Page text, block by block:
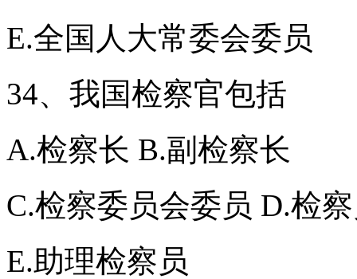
E.全国人大常委会委员
34、我国检察官包括
A.检察长 B.副检察长
C.检察委员会委员 D.检
E.助理检察员